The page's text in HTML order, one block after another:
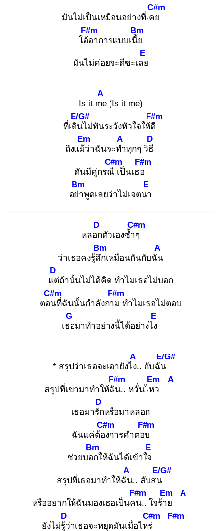
มันไม่เป็นเหมือนอย่างที่เคย
C#m
โอ้อ
F#m
าการแบบเนี้ย
Bm
มันไม่ค่อยจะดีซะเลย
E
Is it me
A
(Is it me)
ที่เดิน
E/G#
ไม่ทันระวังหัวใจให้ดี
F#m
ถึงแม้ว่
Em
าฉันจะทำ
A
ทุกๆ วิธี
D
ดันมีคู่กรณี
C#m
เป็นเธอ
F#m
อย่า
Bm
พูดเลยว่าไม่เจตนา
E
หลอก
D
ตัวเองซ้ำๆ
C#m
ว่าเธอคงรู้สึก
Bm
เหมือนกันกับฉัน
A
แต่
D
ถ้านั้นไม่ได้คิด ทำไมเธอไม่บอก
ตอน
C#m
ที่ฉันนั้นกำลังถาม
F#m
ทำไมเธอไม่ตอบ
เธอ
G
มาทำอย่างนี้ได้อย่างไง
E
* สรุปว่าเธอจะเอายังไง.
A
. กับฉัน
E/G#
สรุปที่เขามาทำให้ฉัน
F#m
.. หวั่นไหว
Em A
เธอมารัก
D
หรือมาหลอก
ฉันแค่ต้อง
C#m
การคำตอบ
F#m
ช่วยบอก
Bm
ให้ฉันได้เข้าใจ
E
สรุปที่เธอมาทำให้ฉัน
A
.. สับสน
E/G#
หรืออยากให้ฉันมองเธอเป็นคน
F#m
.. ใจร้าย
Em A
ยังไม่รู้ว่
D
าเธอจะหยุดมันเมื่อไหร่
C#m F#m